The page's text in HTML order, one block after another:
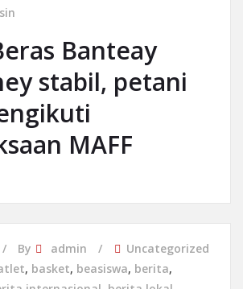
Banteay
stabil, petani
MAFF
By admin
Uncategorized
, basket, beasiswa, berita,